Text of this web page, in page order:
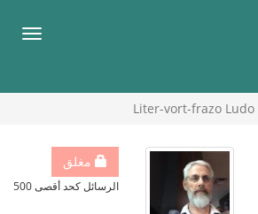
قائمة
Liter-vort-frazo Ludo
مغلق
الرسائل كحد أقصى 500